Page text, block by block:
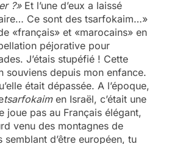
?»Et l’une d’eux a laissé
Ce sont des tsarfokaim…»
«français» et «marocains» en
péjorative pour
J’étais stupéfié ! Cette
souviens depuis mon enfance.
était dépassée. A l’époque,
tsarfokaimen Israël, c’était une
joue pas au Français élégant,
venu des montagnes de
semblant d’être européen, tu